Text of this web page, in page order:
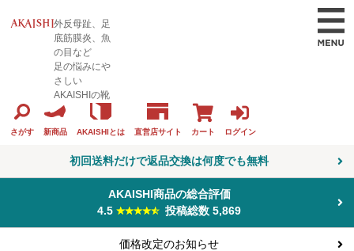
外反母趾、足
底筋膜炎、魚
の目など
足の悩みにや
さしい
AKAISHIの靴
さがす 新商品 AKAISHIとは 直営店サイト カート ログイン
初回送料だけで返品交換は何度でも無料
AKAISHI商品の総合評価
4.5
投稿総数 5,869
価格改定のお知らせ